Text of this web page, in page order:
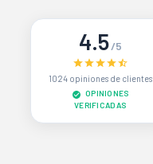
4.5/5
1024 opiniones de clientes
OPINIONES
VERIFICADAS